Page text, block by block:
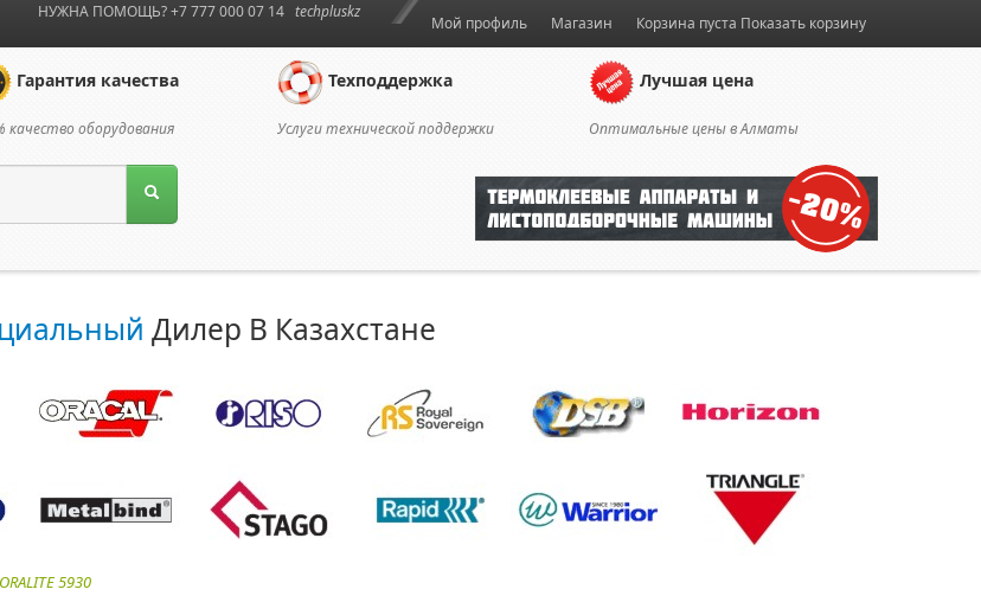
Корзина пуста Показать корзину
Мой профиль Магазин
НУЖНА ПОМОЩЬ? +7 777 000 07 14 techpluskz
Гарантия качества
качество оборудования
Техподдержка
Услуги технической поддержки
Лучшая цена
Оптимальные цены в Алматы
Дилер В Казахстане
ORALITE 5930